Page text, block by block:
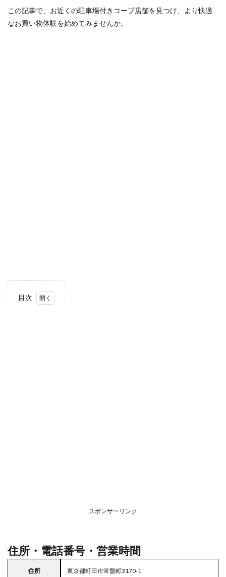
この記事で、お近くの駐車場付きコープ店舗を見つけ、より快適
なお買い物体験を始めてみませんか。
目次
スポンサーリンク
住所・電話番号・営業時間
住所 東京都町田市常盤町3170-1